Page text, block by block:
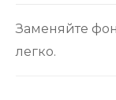
Заменяйте
легко.